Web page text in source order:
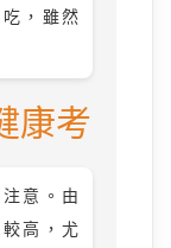
，雖然
康考
意。由
高，尤